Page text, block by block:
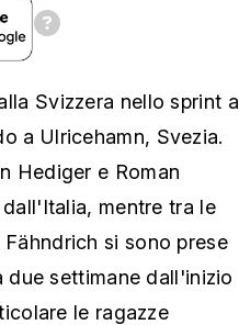
Svizzera nello sprint a
a Ulricehamn, Svezia.
Hediger e Roman
mentre tra le
si sono prese
due settimane dall'inizio
le ragazze